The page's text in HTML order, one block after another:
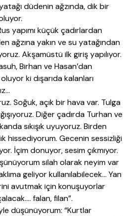
düdenin ağzında, dik bir
yapımı küçük çadırlardan
ağzına yakın ve su yatağından
Akşamüstü ilk giriş yapılıyor.
Birhan ve Hasan’dan
ki dışarıda kalanları
Soğuk, açık bir hava var. Tulga
Diğer çadırda Turhan ve
sıkışık uyuyoruz. Birden
hissediyorum. Gecenin sessizliği
İçim donuyor, sesim çıkmıyor.
silah olarak neyim var
geliyor kullanılabilecek… Yan
avutmak için konuşuyorlar
falan, filan”.
düşünüyorum: “Kurtlar